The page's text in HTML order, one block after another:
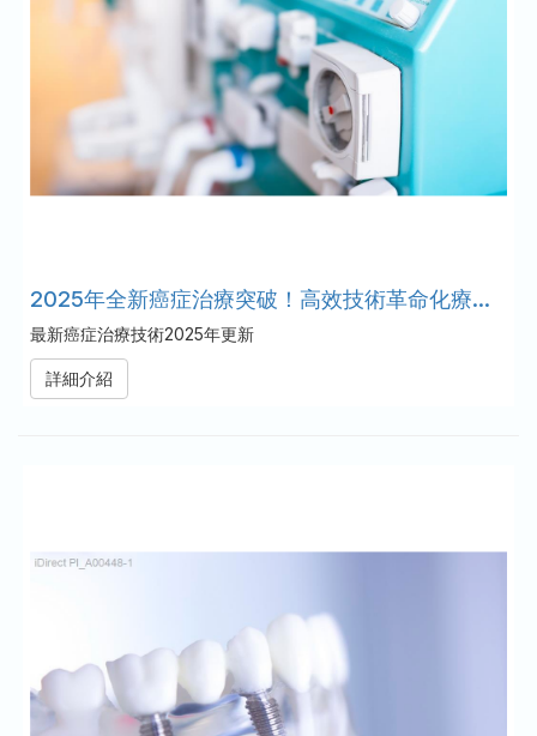
2025年全新癌症治療突破！高效技術革命化療過程，必看更新！
最新癌症治療技術2025年更新
詳細介紹